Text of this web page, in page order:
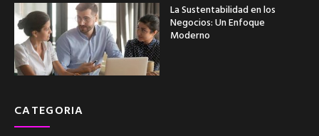
La Sustentabilidad en los
Negocios: Un Enfoque
Moderno
CATEGORIA